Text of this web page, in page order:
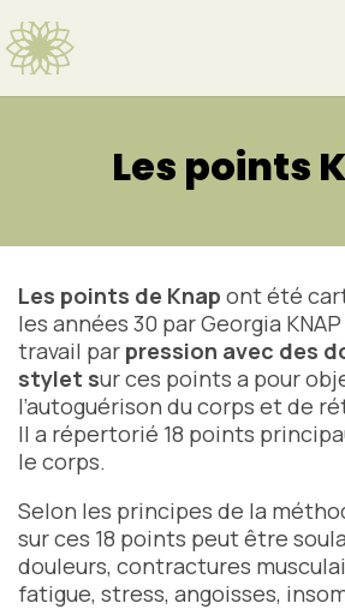
Les points
Les points de Knap ont été
les années 30 par Georgia
travail par pression avec des
stylet sur ces points a pour
l’autoguérison du corps et de
Il a répertorié 18 points
le corps.
Selon les principes de la
sur ces 18 points peut être
douleurs, contractures
fatigue, stress, angoisses,